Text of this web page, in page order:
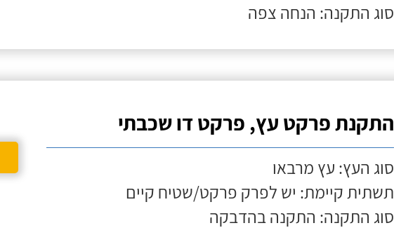
סוג התקנה: הנחה צפה
התקנת פרקט עץ, פרקט דו שכבתי
סוג העץ: עץ מרבאו
תשתית קיימת: יש לפרק פרקט/שטיח קיים
סוג התקנה: התקנה בהדבקה